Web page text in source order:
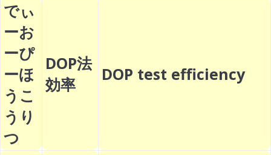
でぃ
ーお
ーぴ
ーほ
うこ
うり
つ
DOP法
効率
DOP test efficiency